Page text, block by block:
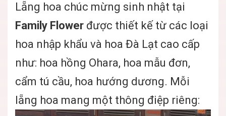
Lẵng hoa chúc mừng sinh nhật tại
Family Flower được thiết kế từ các loại
hoa nhập khẩu và hoa Đà Lạt cao cấp
như: hoa hồng Ohara, hoa mẫu đơn,
cẩm tú cầu, hoa hướng dương. Mỗi
lẵng hoa mang một thông điệp riêng: